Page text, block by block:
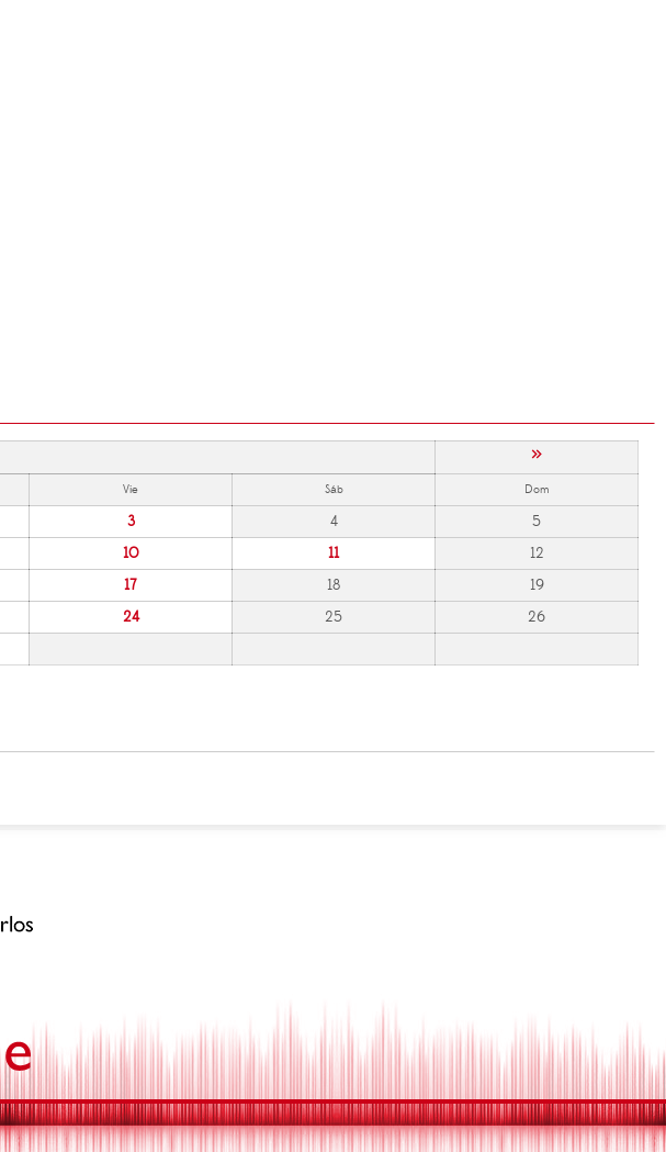
»
Vie Sáb Dom
3 4
5
10 11
12
17 18
19
24 25
26